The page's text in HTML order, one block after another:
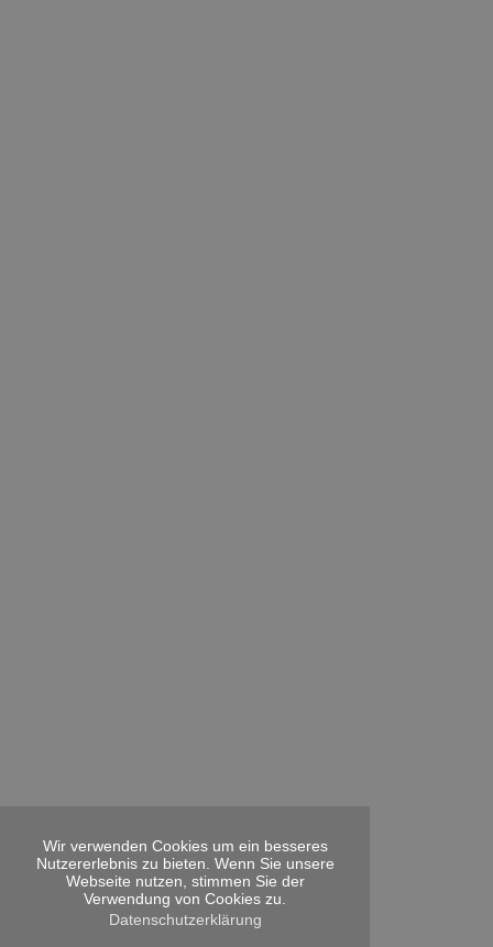
Wir verwenden Cookies um ein besseres
Nutzererlebnis zu bieten. Wenn Sie unsere
Webseite nutzen, stimmen Sie der
Verwendung von Cookies zu.
Datenschutzerklärung